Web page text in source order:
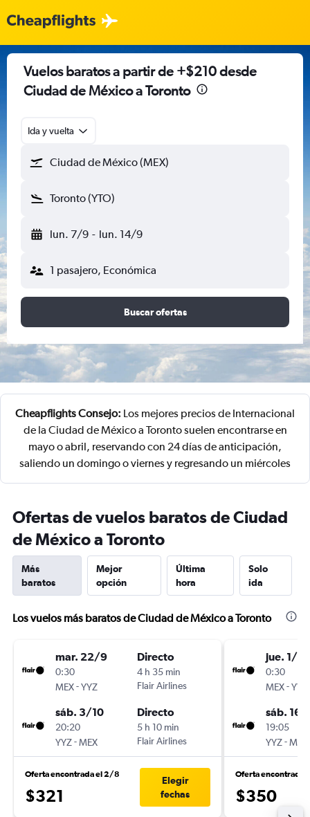
Vuelos baratos a partir de +$210 desde
Ciudad de México a Toronto
Ida y vuelta
Ciudad de México (MEX)
Toronto (YTO)
lun. 7/9 - lun. 14/9
1 pasajero, Económica
Buscar ofertas
Cheapflights Consejo: Los mejores precios de Internacional
de la Ciudad de México a Toronto suelen encontrarse en
mayo o abril, reservando con 24 días de anticipación,
saliendo un domingo o viernes y regresando un miércoles
Ofertas de vuelos baratos de Ciudad
de México a Toronto
Más
baratos
Mejor
opción
Última
hora
Solo
ida
Los vuelos más baratos de Ciudad de México a Toronto
mar. 22/9
0:30
MEX-YYZ
Directo
4 h 35 min
Flair Airlines
sáb. 3/10
20:20
YYZ-MEX
Directo
5 h 10 min
Flair Airlines
Oferta encontrada el 2/8
$321
Elegir
fechas
jue. 1/10
0:30
MEX-YYZ
sáb. 16/
19:05
YYZ-MEX
Oferta encontrada
$350